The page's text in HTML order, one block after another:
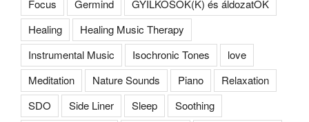
Focus Germind
GYILKOSOK(K) és áldozatOK
Healing
Healing Music Therapy
Instrumental Music
Isochronic Tones
love
Meditation
Nature Sounds Piano
Relaxation
SDO
Side Liner Sleep
Soothing